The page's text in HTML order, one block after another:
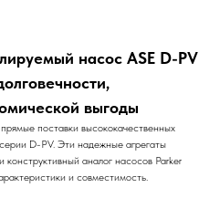
насос ASE D-PV
выгоды
поставки высококачественных
D-PV. Эти надежные агрегаты
аналог насосов Parker
и совместимость.